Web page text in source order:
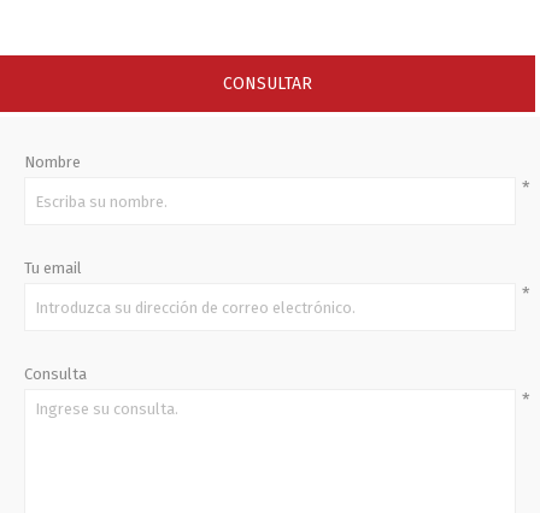
CONSULTAR
Nombre
*
Tu email
*
Consulta
*